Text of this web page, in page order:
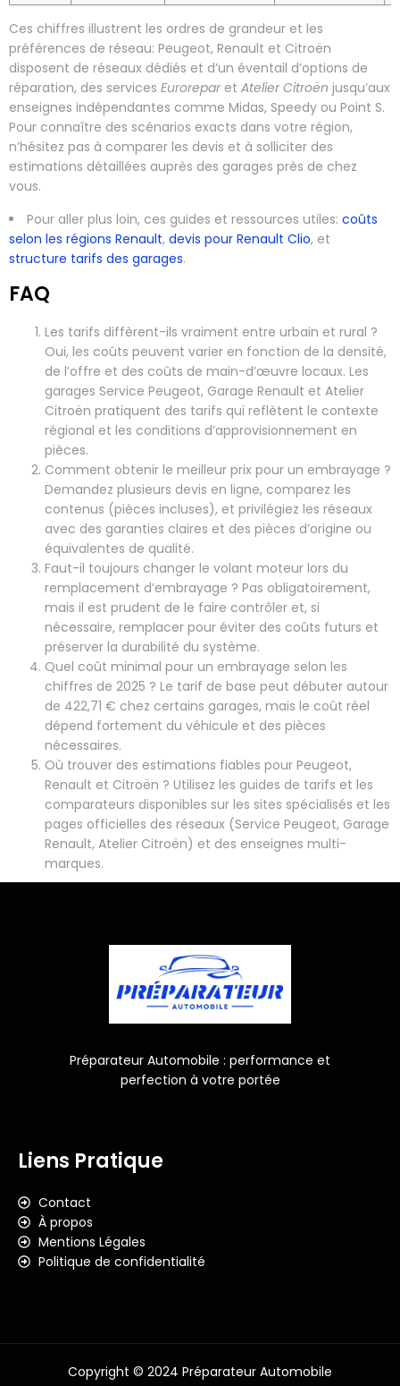
Ces chiffres illustrent les ordres de grandeur et les
préférences de réseau: Peugeot, Renault et Citroën
disposent de réseaux dédiés et d’un éventail d’options de
réparation, des services Euroreparet Atelier Citroën jusqu’aux
enseignes indépendantes comme Midas, Speedy ou Point S.
Pour connaître des scénarios exacts dans votre région,
n’hésitez pas à comparer les devis et à solliciter des
estimations détaillées auprès des garages près de chez
vous.
Pour aller plus loin, ces guides et ressources utiles: coûts
selon les régions Renault, devis pour Renault Clio, et
structure tarifs des garages.
FAQ
Les tarifs diffèrent-ils vraiment entre urbain et rural ?
Oui, les coûts peuvent varier en fonction de la densité,
de l’offre et des coûts de main-d’œuvre locaux. Les
garages Service Peugeot, Garage Renault et Atelier
Citroën pratiquent des tarifs qui reflètent le contexte
régional et les conditions d’approvisionnement en
pièces.
Comment obtenir le meilleur prix pour un embrayage ?
Demandez plusieurs devis en ligne, comparez les
contenus (pièces incluses), et privilégiez les réseaux
avec des garanties claires et des pièces d’origine ou
équivalentes de qualité.
Faut-il toujours changer le volant moteur lors du
remplacement d’embrayage ? Pas obligatoirement,
mais il est prudent de le faire contrôler et, si
nécessaire, remplacer pour éviter des coûts futurs et
préserver la durabilité du système.
Quel coût minimal pour un embrayage selon les
chiffres de 2025 ? Le tarif de base peut débuter autour
de 422,71 € chez certains garages, mais le coût réel
dépend fortement du véhicule et des pièces
nécessaires.
Où trouver des estimations fiables pour Peugeot,
Renault et Citroën ? Utilisez les guides de tarifs et les
comparateurs disponibles sur les sites spécialisés et les
pages officielles des réseaux (Service Peugeot, Garage
Renault, Atelier Citroën) et des enseignes multi-
marques.
Préparateur Automobile : performance et
perfection à votre portée
Liens Pratique
Contact
À propos
Mentions Légales
Politique de confidentialité
Copyright © 2024 Préparateur Automobile